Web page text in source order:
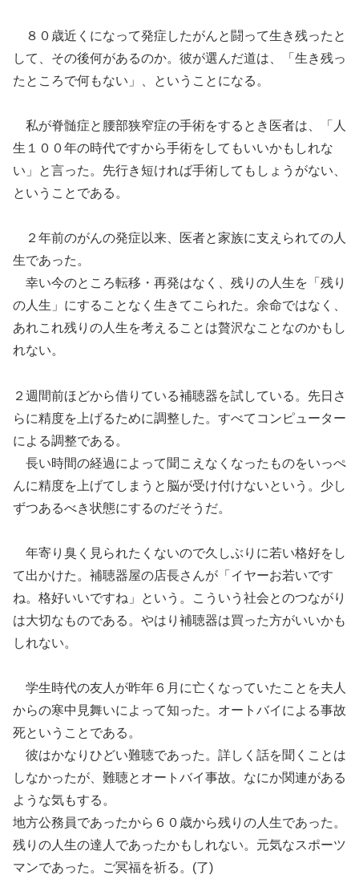
８０歳近くになって発症したがんと闘って生き残ったと
して、 その後何があるのか。 彼が選んだ道は、 「 生き残っ
たところで何もない 」 、ということ になる。
私が脊髄症と腰部狭窄症の手術をするとき医者は 「 人
生１００年の時代ですから手術を してもいいかもしれな
い」
と言った。 先行き短ければ手術して もしょうがない、
ということである。
２年前のがんの発症 以来、医者と家族に支えられての人
生であった。
幸い今のところ転移・再発はなく、残りの人生を「残り
の人生」にすることなく生きてこられた 。 余命ではなく、
あれこれ残りの人生を考えることは贅沢なことなのかもし
れない。
２週間前ほどから借りている補聴器を試している。先日さ
らに精度を上げるために調整した。すべてコンピューター
による調整である。
長い時間の経過によって 聞 こえなく なったものをいっぺ
んに精度を上げてしまうと脳が受け付けないという。少し
ずつあるべき状態にするのだそう だ。
年寄り臭く見られたくないので久しぶりに若い格好をし
て出かけた。補聴器屋の店長さんが「イヤーお若いです
ね。格好いいですね」という。こういう社会とのつながり
は大切なものである。 やはり補聴器は買った方がいいかも
しれない。
学生時代の友人が昨年 ６月に亡くなっていたことを夫人
からの寒中見舞いによって知った。 オートバイによる事故
死ということである。
彼はかなりひどい難聴であった。詳しく話を聞くことは
しなかったが、難聴とオートバイ事故。なにか関連がある
ような気もする。
地方公務員であったから６０歳から残りの人生であった。
残りの人生の達人であったかもしれない。元気なスポーツ
マンであった。ご冥福を祈る。(了)